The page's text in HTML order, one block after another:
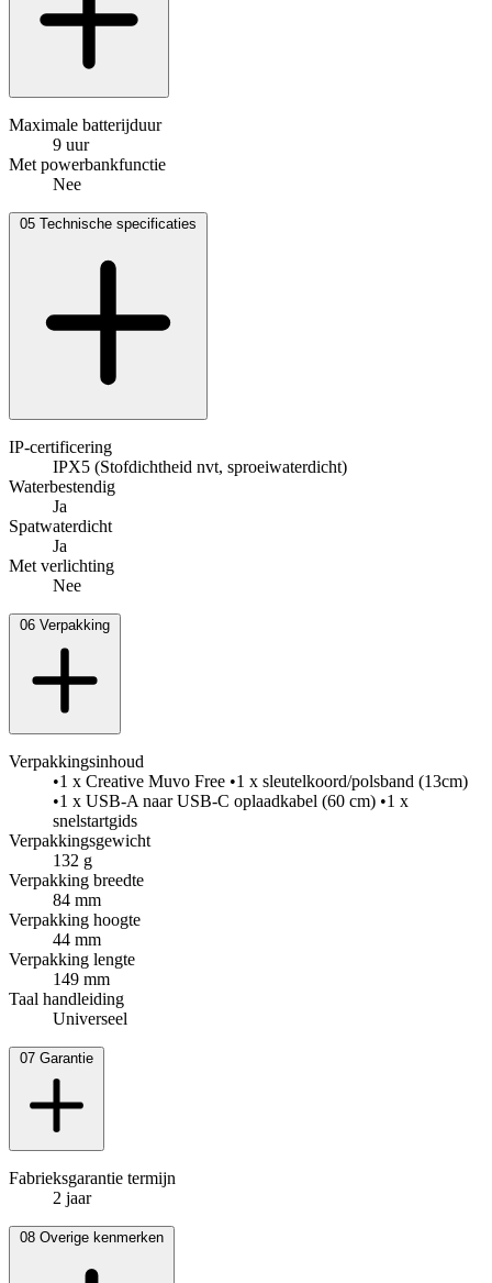
Maximale batterijduur
9 uur
Met powerbankfunctie
Nee
05 Technische specificaties
IP-certificering
IPX5 (Stofdichtheid nvt, sproeiwaterdicht)
Waterbestendig
Ja
Spatwaterdicht
Ja
Met verlichting
Nee
06 Verpakking
Verpakkingsinhoud
•1 x Creative Muvo Free •1 x sleutelkoord/polsband (13cm)
•1 x USB-A naar USB-C oplaadkabel (60 cm) •1 x
snelstartgids
Verpakkingsgewicht
132 g
Verpakking breedte
84 mm
Verpakking hoogte
44 mm
Verpakking lengte
149 mm
Taal handleiding
Universeel
07 Garantie
Fabrieksgarantie termijn
2 jaar
08 Overige kenmerken